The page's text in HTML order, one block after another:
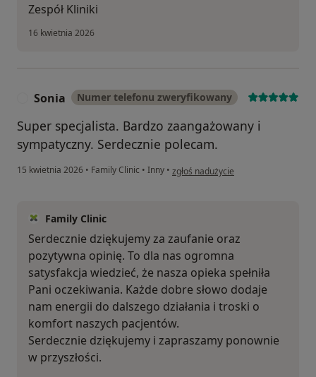
Zespół Kliniki
16 kwietnia 2026
Sonia Numer telefonu zweryfikowany
Super specjalista. Bardzo zaangażowany i
sympatyczny. Serdecznie polecam.
15 kwietnia 2026 • Family Clinic • Inny • w opinii użytkownika Sonia
zgłoś nadużycie
Family Clinic
Serdecznie dziękujemy za zaufanie oraz
pozytywna opinię. To dla nas ogromna
satysfakcja wiedzieć, że nasza opieka spełniła
Pani oczekiwania. Każde dobre słowo dodaje
nam energii do dalszego działania i troski o
komfort naszych pacjentów.
Serdecznie dziękujemy i zapraszamy ponownie
w przyszłości.